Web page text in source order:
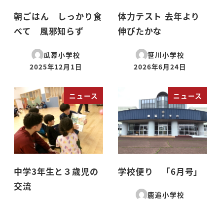
朝ごはん しっかり食
べて 風邪知らず
瓜幕小学校
投稿日
2025年12月1日
体力テスト 去年より
伸びたかな
笹川小学校
投稿日
2026年6月24日
ニュース
中学3年生と３歳児の
交流
ニュース
学校便り 「6月号」
鹿追小学校